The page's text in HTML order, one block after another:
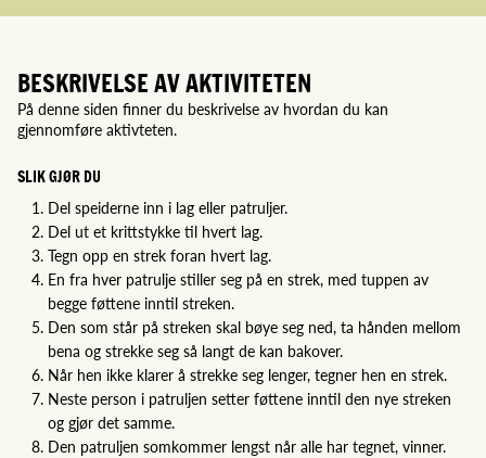
BESKRIVELSE AV AKTIVITETEN
På denne siden finner du beskrivelse av hvordan du kan
gjennomføre aktivteten.
SLIK GJØR DU
Del speiderne inn i lag eller patruljer.
Del ut et krittstykke til hvert lag.
Tegn opp en strek foran hvert lag.
En fra hver patrulje stiller seg på en strek, med tuppen av
begge føttene inntil streken.
Den som står på streken skal bøye seg ned, ta hånden mellom
bena og strekke seg så langt de kan bakover.
Når hen ikke klarer å strekke seg lenger, tegner hen en strek.
Neste person i patruljen setter føttene inntil den nye streken
og gjør det samme.
Den patruljen somkommer lengst når alle har tegnet, vinner.